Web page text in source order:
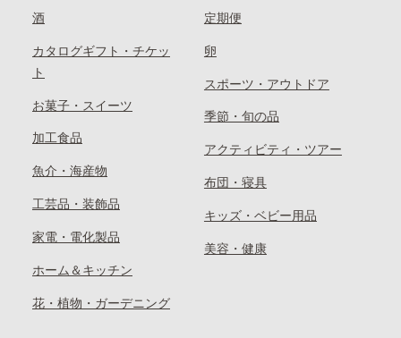
酒
カタログギフト・チケッ
ト
お菓子・スイーツ
加工食品
魚介・海産物
工芸品・装飾品
家電・電化製品
ホーム＆キッチン
花・植物・ガーデニング
定期便
卵
スポーツ・アウトドア
季節・旬の品
アクティビティ・ツアー
布団・寝具
キッズ・ベビー用品
美容・健康